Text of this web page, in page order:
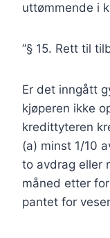
uttømmende i
”§ 15. Rett til
Er det inngått
kjøperen ikke
kredittyteren
(a) minst 1/10
to avdrag eller
måned etter
pantet for